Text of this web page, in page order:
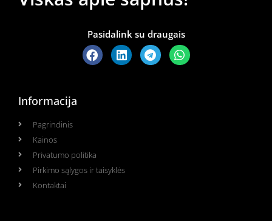
Pasidalink su draugais
Informacija
Pagrindinis
Kainos
Privatumo politika
Pirkimo sąlygos ir taisyklės
Kontaktai